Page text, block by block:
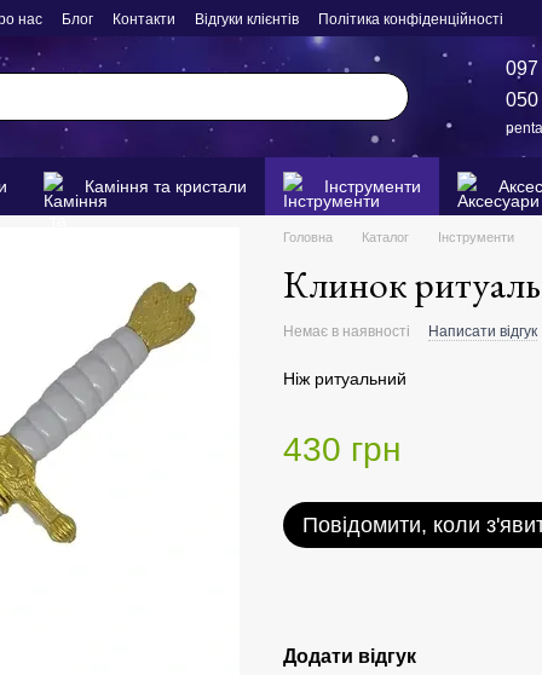
нас Блог Контакти Відгуки клієнтів Політика конфіденційності
097
050
Каміння та кристали Інструменти
Головна Каталог Інструменти
Клинок
Немає в наявності Написати відгук
Ніж ритуальний
430 грн
Повідомити, коли
Додати відгук